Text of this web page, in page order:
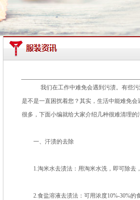
我们在工作中难免会遇到污渍。有些污渍
是不是一直困扰着您？其实，生活中能难免
很多，下面小编就给大家介绍几种很难清理的
一、汗渍的去除
1.淘米水去渍法：用淘米水洗，即可除去，
2.食盐溶液去渍法：可用浓度10%-30%的